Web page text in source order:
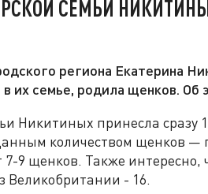
СЕМЬИ
региона Екатерина
их семье, родила щенков.
Никитиных принесла сразу
количеством щенков —
9 щенков. Также интересно,
Великобритании - 16.